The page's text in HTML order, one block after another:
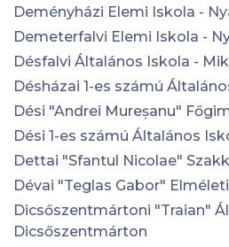
Deményházi Elemi Iskola -
Demeterfalvi Elemi Iskola -
Désfalvi Általános Iskola -
Désházai 1-es számú
Dési "Andrei Mureșanu"
Dési 1-es számú Általános
Dettai "Sfantul Nicolae"
Dévai "Teglas Gabor"
Dicsőszentmártoni "Traian"
Dicsőszentmárton